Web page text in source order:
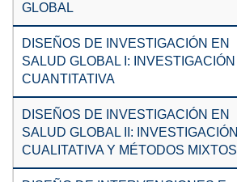
GLOBAL
DISEÑOS DE INVESTIGACIÓN EN
SALUD GLOBAL I: INVESTIGACIÓN
CUANTITATIVA
DISEÑOS DE INVESTIGACIÓN EN
SALUD GLOBAL II: INVESTIGACIÓN
CUALITATIVA Y MÉTODOS MIXTOS